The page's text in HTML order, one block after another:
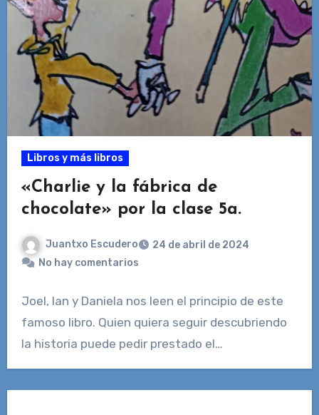
Libros y más libros
«Charlie y la fábrica de
chocolate» por la clase 5a.
Juantxo Escudero
24 de abril de 2024
No hay comentarios
Joel, Ian y Daniela nos leen el principio de este
famoso libro. Quien quiera seguir descubriendo
la historia puede pedir prestado el…